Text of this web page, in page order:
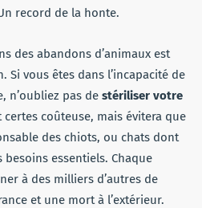
record de la honte.
des abandons d’animaux est
Si vous êtes dans l’incapacité de
n’oubliez pas de stériliser votre
certes coûteuse, mais évitera que
des chiots, ou chats dont
essentiels. Chaque
à des milliers d’autres de
et une mort à l’extérieur.